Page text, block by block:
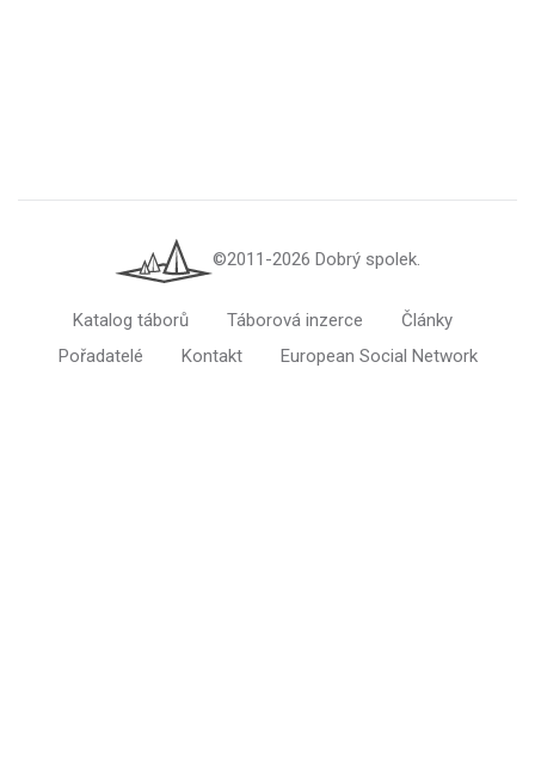
©2011-2026 Dobrý spolek.
Katalog táborů Táborová inzerce
Články
Pořadatelé
Kontakt European Social Network